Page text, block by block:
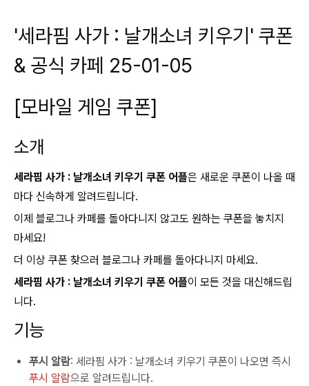
'세라핌 사가 : 날개소녀 키우기' 쿠폰
& 공식 카페 25-01-05
[모바일 게임 쿠폰]
소개
세라핌 사가 : 날개소녀 키우기 쿠폰 어플은 새로운 쿠폰이 나올 때
마다 신속하게 알려드립니다.
이제 블로그나 카페를 돌아다니지 않고도 원하는 쿠폰을 놓치지
마세요!
더 이상 쿠폰 찾으러 블로그나 카페를 돌아다니지 마세요.
세라핌 사가 : 날개소녀 키우기 쿠폰 어플이 모든 것을 대신해드립
니다.
기능
푸시 알람: 세라핌 사가 : 날개소녀 키우기 쿠폰이 나오면 즉시
푸시 알람으로 알려드립니다.